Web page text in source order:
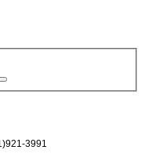
3991